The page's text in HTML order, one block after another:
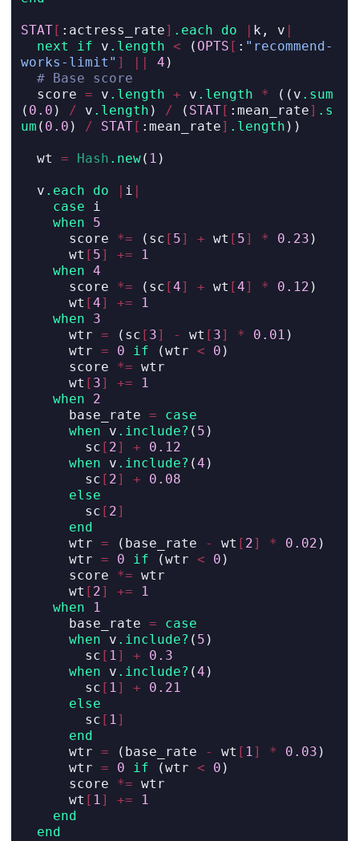
STAT[ :actress_rate] .each do k, v
next
if v .length < ( OPTS [ : "recommend-
works-limit" ] 4 )
# Base score
  score
= v .length + v .length * ((v .sum
( 0.0 ) / v .length ) / ( STAT[ :mean_rate] .s
um ( 0.0 ) / STAT[ :mean_rate] .length ))
  wt
= Hash .new( 1 )
  v
.each do i
case i
when
5
      score
*= (sc [ 5] + wt [ 5] * 0.23 )
      wt
[ 5] +=
1
when 4
      score
*= (sc [4] + wt [4] * 0.12 )
      wt
[4] +=
1
when
3
      wtr
= (sc [ 3] - wt [ 3] * 0.01 )
      wtr
= 0 if (wtr < 0 )
      score
*= wtr
      wt
[ 3] +=
1
when
2
      base_rate
=
case
when v .include? ( 5 )
        sc
[ 2] +
0.12
when v .include? (4 )
        sc
[ 2] +
0.08
else
        sc
[ 2]
end
      wtr
= (base_rate - wt [ 2] * 0.02 )
      wtr
= 0 if (wtr < 0 )
      score
*= wtr
      wt
[ 2] +=
1
when
1
      base_rate
=
case
when v .include? ( 5 )
        sc
[ 1] +
0.3
when v .include? (4 )
        sc
[ 1] +
0.21
else
        sc
[ 1]
end
      wtr
= (base_rate - wt [ 1] * 0.03 )
      wtr
= 0 if (wtr < 0 )
      score
*= wtr
      wt
[ 1] +=
1
end
end